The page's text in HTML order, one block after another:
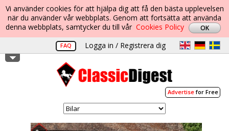
Vi använder cookies för att hjälpa dig att få den bästa upplevelsen
när du använder vår webbplats. Genom att fortsätta att använda
denna webbplats, samtycker du till vår Cookies Policy
FAQ Logga in / Registrera dig
Advertisefor Free